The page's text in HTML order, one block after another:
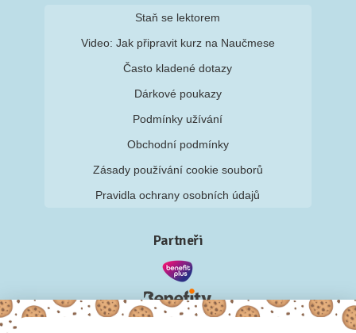
Staň se lektorem
Video: Jak připravit kurz na Naučmese
Často kladené dotazy
Dárkové poukazy
Podmínky užívání
Obchodní podmínky
Zásady používání cookie souborů
Pravidla ochrany osobních údajů
Partneři